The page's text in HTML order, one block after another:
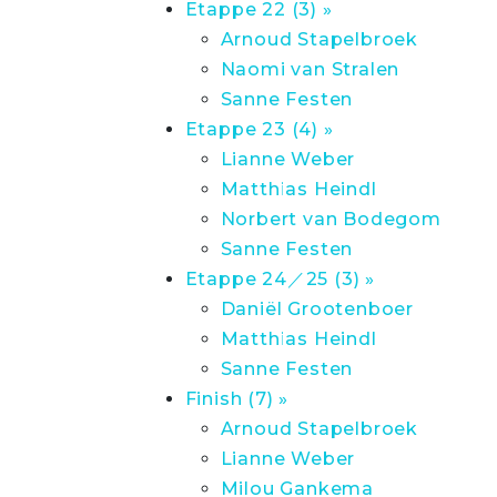
Etappe 22 (3) »
Arnoud Stapelbroek
Naomi van Stralen
Sanne Festen
Etappe 23 (4) »
Lianne Weber
Matthias Heindl
Norbert van Bodegom
Sanne Festen
Etappe 24／25 (3) »
Daniël Grootenboer
Matthias Heindl
Sanne Festen
Finish (7) »
Arnoud Stapelbroek
Lianne Weber
Milou Gankema